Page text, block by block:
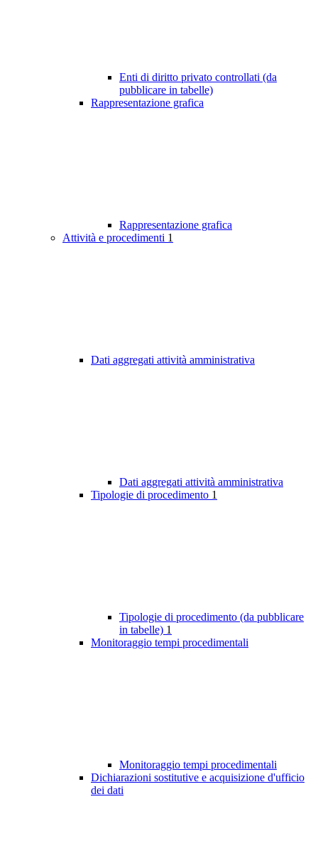
Enti di diritto privato controllati (da
pubblicare in tabelle)
Rappresentazione grafica
Rappresentazione grafica
Attività e procedimenti 1
Dati aggregati attività amministrativa
Dati aggregati attività amministrativa
Tipologie di procedimento 1
Tipologie di procedimento (da pubblicare
in tabelle) 1
Monitoraggio tempi procedimentali
Monitoraggio tempi procedimentali
Dichiarazioni sostitutive e acquisizione d'ufficio
dei dati